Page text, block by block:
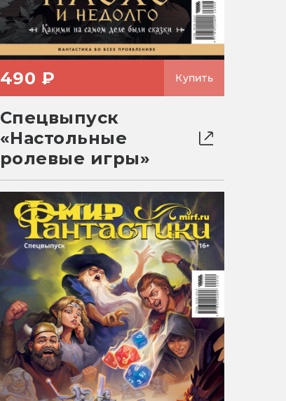
490 ₽ Купить
Спецвыпуск
«Настольные
ролевые игры»